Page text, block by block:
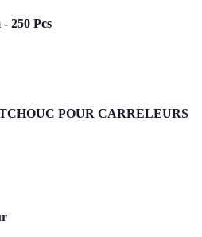
250 Pcs
POUR CARRELEURS